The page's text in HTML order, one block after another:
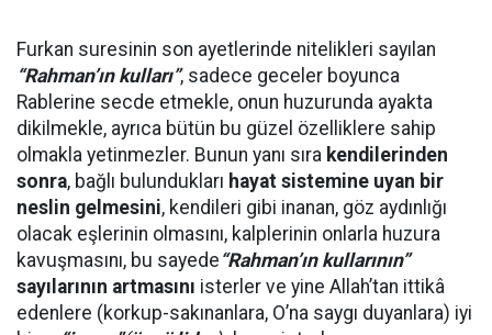
Furkan suresinin son ayetlerinde nitelikleri sayılan
“Rahman’ın kulları”, sadece geceler boyunca
Rablerine secde etmekle, onun huzurunda ayakta
dikilmekle, ayrıca bütün bu güzel özelliklere sahip
olmakla yetinmezler. Bunun yanı sıra kendilerinden
sonra, bağlı bulundukları hayat sistemine uyan bir
neslin gelmesini, kendileri gibi inanan, göz aydınlığı
olacak eşlerinin olmasını, kalplerinin onlarla huzura
kavuşmasını, bu sayede “Rahman’ın kullarının”
sayılarının artmasını isterler ve yine Allah’tan ittikâ
edenlere (korkup-sakınanlara, O’na saygı duyanlara) iyi